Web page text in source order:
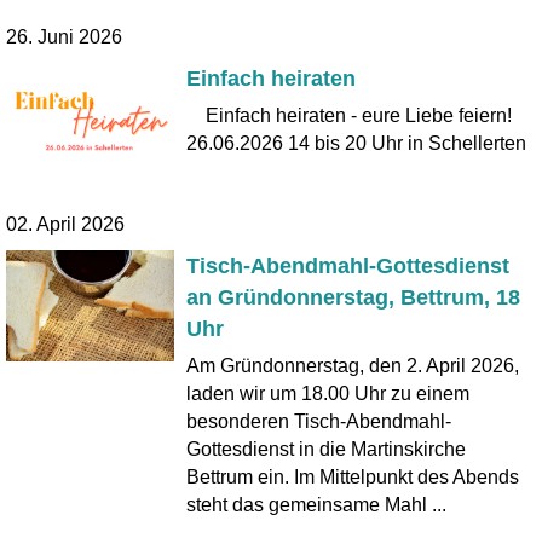
26. Juni 2026
Einfach heiraten
Einfach heiraten - eure Liebe feiern!
26.06.2026 14 bis 20 Uhr in Schellerten
02. April 2026
Tisch-Abendmahl-Gottesdienst
an Gründonnerstag, Bettrum, 18
Uhr
Am Gründonnerstag, den 2. April 2026,
laden wir um 18.00 Uhr zu einem
besonderen Tisch-Abendmahl-
Gottesdienst in die Martinskirche
Bettrum ein. Im Mittelpunkt des Abends
steht das gemeinsame Mahl ...